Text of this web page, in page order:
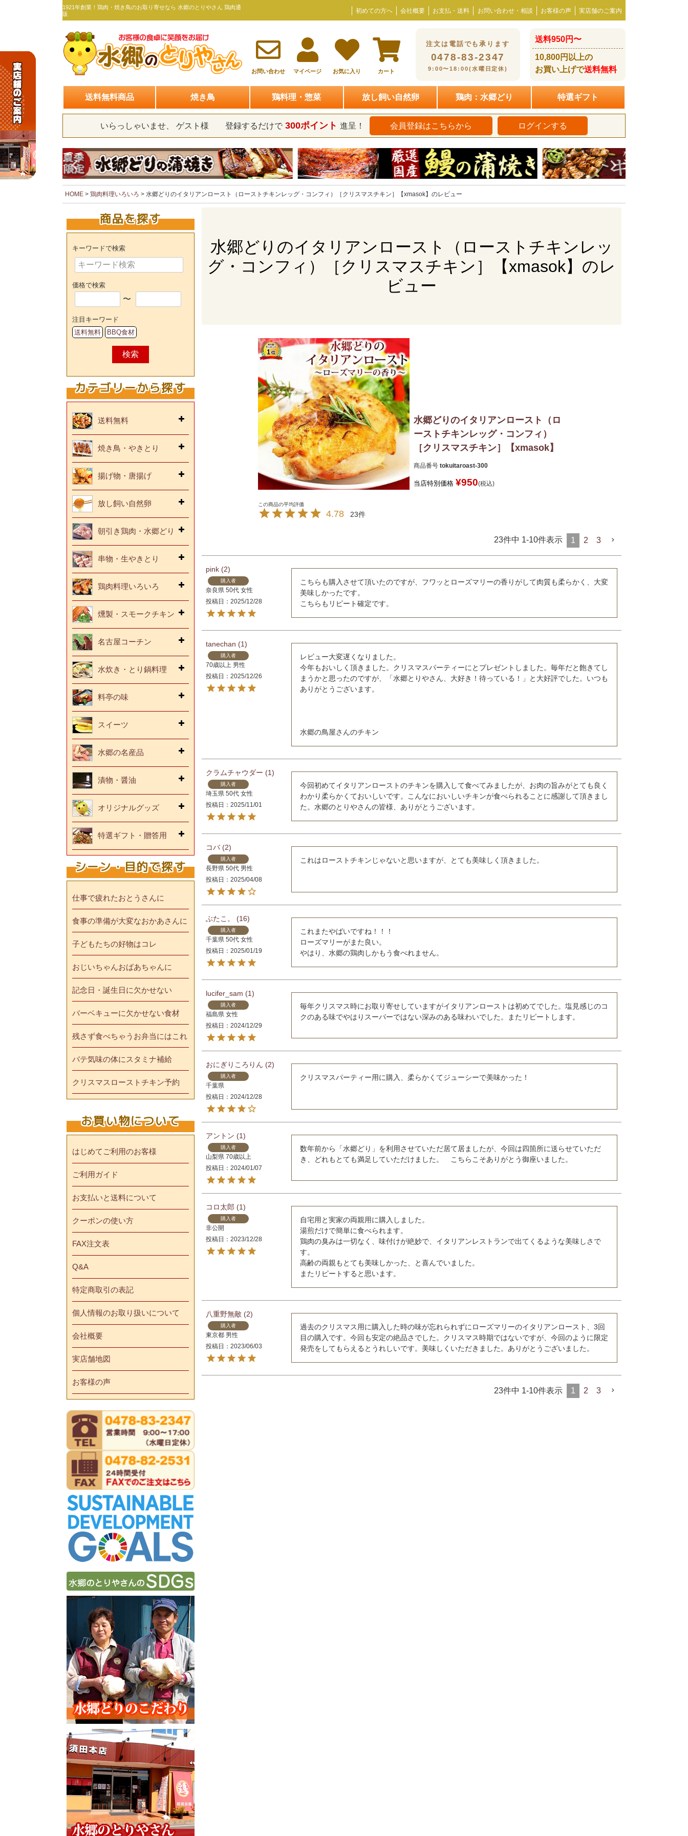
1921年創業！鶏肉・焼き鳥のお取り寄せなら 水郷のとりやさん 鶏肉通
販
初めての方へ 会社概要 お支払・送料 お問い合わせ・相談 お客様の声 実店舗のご案内
お問い合わせ マイページ お気に入り カート
注文は電話でも承ります
0478-83-2347
9:00〜18:00(水曜日定休)
送料950円〜
10,800円以上の
お買い上げで送料無料
送料無料商品 焼き鳥 鶏料理・惣菜 放し飼い自然卵 鶏肉：水郷どり 特選ギフト
いらっしゃいませ、 ゲスト様 登録するだけで 300ポイント 進呈！ 会員登録はこちらから ログインする
HOME 鶏肉料理いろいろ 水郷どりのイタリアンロースト（ローストチキンレッグ・コンフィ）［クリスマスチキン］【xmasok】のレビュー
商品を探す
キーワードで検索
価格で検索
〜
注目キーワード
送料無料
BBQ食材
検索
カテゴリーから探す
送料無料
焼き鳥・やきとり
揚げ物・唐揚げ
放し飼い自然卵
朝引き鶏肉・水郷どり
串物・生やきとり
鶏肉料理いろいろ
燻製・スモークチキン
名古屋コーチン
水炊き・とり鍋料理
料亭の味
スイーツ
水郷の名産品
漬物・醤油
オリジナルグッズ
特選ギフト・贈答用
シーン・目的で探す
仕事で疲れたおとうさんに
食事の準備が大変なおかあさんに
子どもたちの好物はコレ
おじいちゃんおばあちゃんに
記念日・誕生日に欠かせない
バーベキューに欠かせない食材
残さず食べちゃうお弁当にはこれ
バテ気味の体にスタミナ補給
クリスマスローストチキン予約
お買い物について
はじめてご利用のお客様
ご利用ガイド
お支払いと送料について
クーポンの使い方
FAX注文表
Q&A
特定商取引の表記
個人情報のお取り扱いについて
会社概要
実店舗地図
お客様の声
水郷どりのイタリアンロースト（ローストチキンレッ
グ・コンフィ）［クリスマスチキン］【xmasok】のレ
ビュー
水郷どりのイタリアンロースト（ロ
ーストチキンレッグ・コンフィ）
［クリスマスチキン］【xmasok】
商品番号 tokuitaroast-300
当店特別価格 ¥950 税込
4.78 23
23件中 1-10件表示 1 2 3
pink 2
購入者
奈良県 50代 女性
投稿日
2025/12/28
こちらも購入させて頂いたのですが、フワッとローズマリーの香りがして肉質も柔らかく、大変
美味しかったです。
こちらもリピート確定です。
tanechan 1
購入者
70歳以上 男性
投稿日
2025/12/26
レビュー大変遅くなりました。
今年もおいしく頂きました。クリスマスパーティーにとプレゼントしました。毎年だと飽きてし
まうかと思ったのですが、「水郷とりやさん、大好き！待っている！」と大好評でした。いつも
ありがとうございます。
水郷の鳥屋さんのチキン
クラムチャウダー 1
購入者
埼玉県 50代 女性
投稿日
2025/11/01
今回初めてイタリアンローストのチキンを購入して食べてみましたが、お肉の旨みがとても良く
わかり柔らかくておいしいです。こんなにおいしいチキンが食べられることに感謝して頂きまし
た。水郷のとりやさんの皆様、ありがとうございます。
コバ 2
購入者
長野県 50代 男性
投稿日
2025/04/08
これはローストチキンじゃないと思いますが、とても美味しく頂きました。
ぶたこ。 16
購入者
千葉県 50代 女性
投稿日
2025/01/19
これまたやばいですね！！！
ローズマリーがまた良い。
やはり、水郷の鶏肉しかもう食べれません。
lucifer_sam 1
購入者
福島県 女性
投稿日
2024/12/29
毎年クリスマス時にお取り寄せしていますがイタリアンローストは初めてでした。塩見感じのコ
クのある味でやはりスーパーではない深みのある味わいでした。またリピートします。
おにぎりころりん 2
購入者
千葉県
投稿日
2024/12/28
クリスマスパーティー用に購入、柔らかくてジューシーで美味かった！
アントン 1
購入者
山梨県 70歳以上
投稿日
2024/01/07
数年前から「水郷どり」を利用させていただ居て居ましたが、今回は四箇所に送らせていただ
き、どれもとても満足していただけました。　こちらこそありがとう御座いました。
コロ太郎 1
購入者
非公開
投稿日
2023/12/28
自宅用と実家の両親用に購入しました。
湯煎だけで簡単に食べられます。
鶏肉の臭みは一切なく、味付けが絶妙で、イタリアンレストランで出てくるような美味しさで
す。
高齢の両親もとても美味しかった、と喜んでいました。
またリピートすると思います。
八重野無敵 2
購入者
東京都 男性
投稿日
2023/06/03
過去のクリスマス用に購入した時の味が忘れられずにローズマリーのイタリアンロースト、3回
目の購入です。今回も安定の絶品さでした。クリスマス時期ではないですが、今回のように限定
発売をしてもらえるとうれしいです。美味しくいただきました。ありがとうございました。
23件中 1-10件表示 1 2 3